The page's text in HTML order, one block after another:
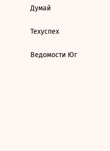
Думай
Техуспех
Ведомости Юг